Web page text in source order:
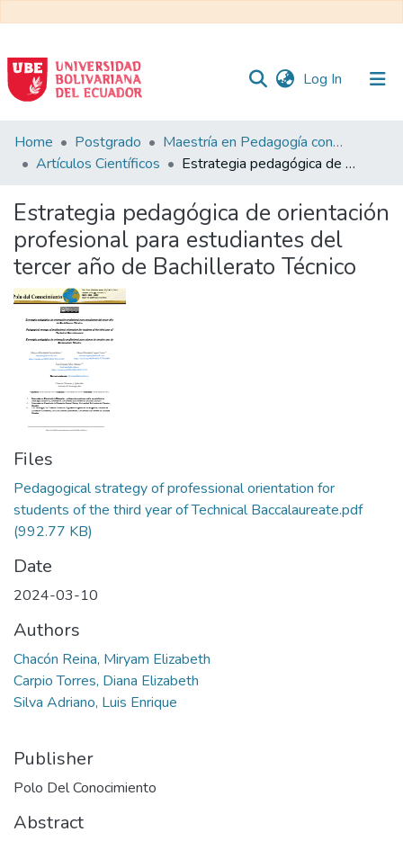
Log In (current)
Communities
&
All of DSpace
Statistics
Home Postgrado
Maestría en Pedagogía con Mención en Formación Técnica y Profesional
Artículos Científicos
Estrategia pedagógica de orientación profesional para estudiantes del tercer año de Bachillerato Técnico
Estrategia pedagógica de orientación
profesional para estudiantes del
tercer año de Bachillerato Técnico
Files
Pedagogical strategy of professional orientation for
students of the third year of Technical Baccalaureate.pdf
(992.77 KB)
Date
2024-03-10
Authors
Chacón Reina, Miryam Elizabeth
Carpio Torres, Diana Elizabeth
Silva Adriano, Luis Enrique
Publisher
Polo Del Conocimiento
Abstract